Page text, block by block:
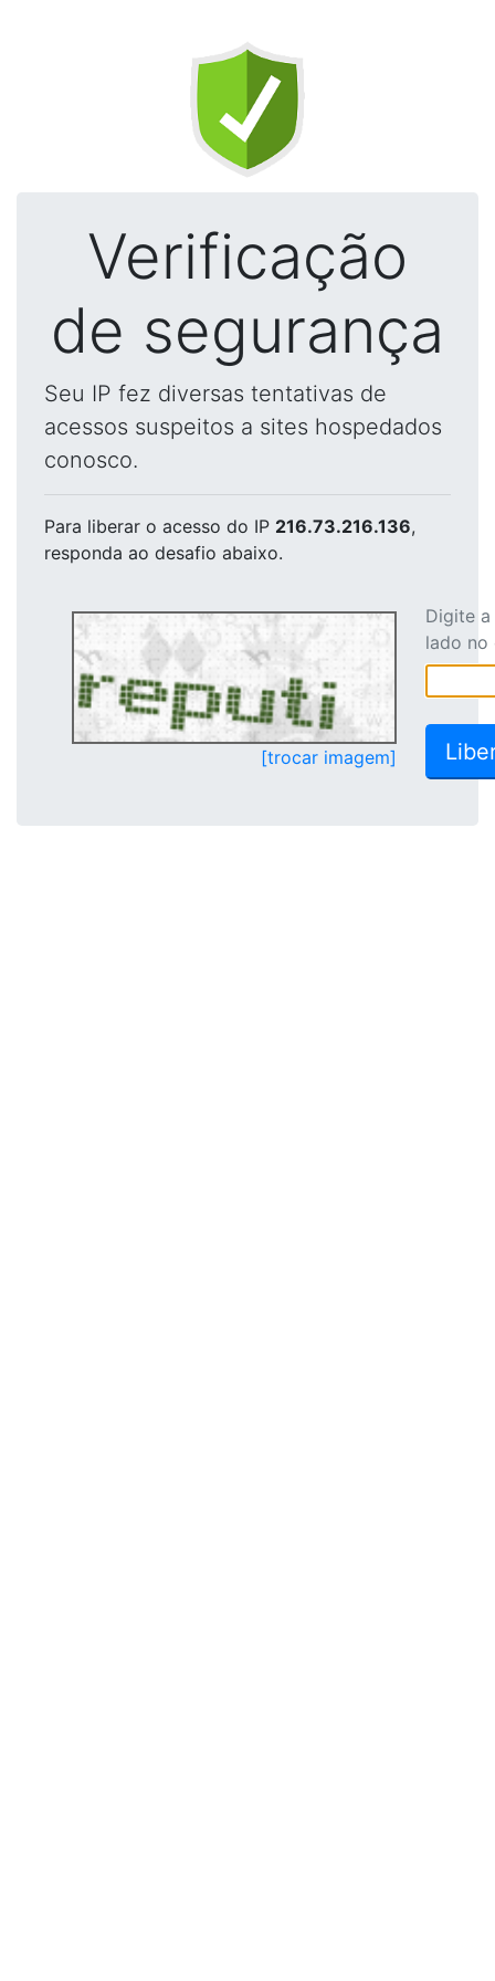
Verificação
de segurança
Seu IP fez diversas tentativas de
acessos suspeitos a sites hospedados
conosco.
Para liberar o acesso do IP 216.73.216.136,
responda ao desafio abaixo.
[trocar imagem]
Digite
lado no